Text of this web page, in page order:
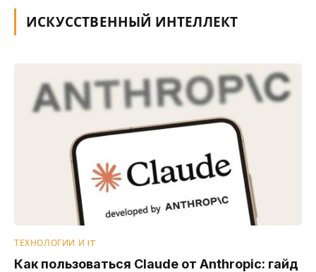
ИСКУССТВЕННЫЙ ИНТЕЛЛЕКТ
ТЕХНОЛОГИИ И IT
Как пользоваться Claude от Anthropic: гайд